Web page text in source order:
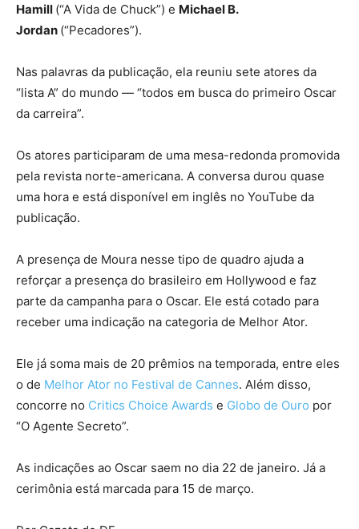
Hamill (“A Vida de Chuck”) e Michael B.
Jordan (“Pecadores”).
Nas palavras da publicação, ela reuniu sete atores da
“lista A” do mundo — “todos em busca do primeiro Oscar
da carreira”.
Os atores participaram de uma mesa-redonda promovida
pela revista norte-americana. A conversa durou quase
uma hora e está disponível em inglês no YouTube da
publicação.
A presença de Moura nesse tipo de quadro ajuda a
reforçar a presença do brasileiro em Hollywood e faz
parte da campanha para o Oscar. Ele está cotado para
receber uma indicação na categoria de Melhor Ator.
Ele já soma mais de 20 prêmios na temporada, entre eles
o de Melhor Ator no Festival de Cannes. Além disso,
concorre no Critics Choice Awards e Globo de Ouro por
“O Agente Secreto”.
As indicações ao Oscar saem no dia 22 de janeiro. Já a
cerimônia está marcada para 15 de março.